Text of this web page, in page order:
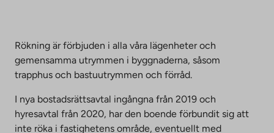
Rökning är förbjuden i alla våra lägenheter och
gemensamma utrymmen i byggnaderna, såsom
trapphus och bastuutrymmen och förråd.
I nya bostadsrättsavtal ingångna från 2019 och
hyresavtal från 2020, har den boende förbundit sig att
inte röka i fastighetens område, eventuellt med